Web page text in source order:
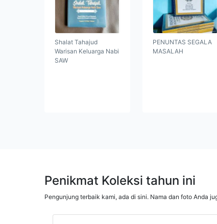
Shalat Tahajud
Warisan Keluarga Nabi
SAW
PENUNTAS SEGALA
MASALAH
Penikmat Koleksi tahun ini
Pengunjung terbaik kami, ada di sini. Nama dan foto Anda